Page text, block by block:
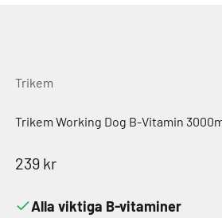
Trikem
Trikem Working Dog B-Vitamin
REA-pris
239 kr
Alla viktiga B-vitaminer